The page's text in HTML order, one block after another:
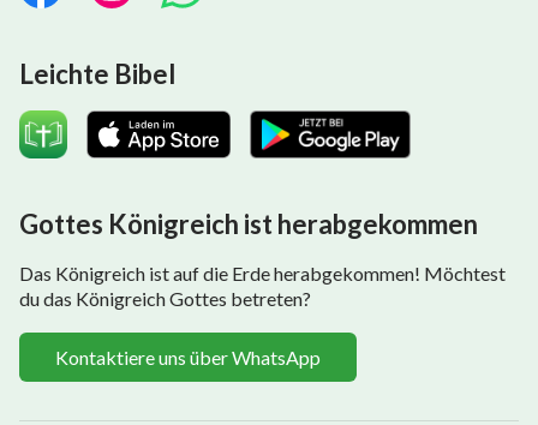
Leichte Bibel
Gottes Königreich ist herabgekommen
Das Königreich ist auf die Erde herabgekommen! Möchtest
du das Königreich Gottes betreten?
Kontaktiere uns über WhatsApp